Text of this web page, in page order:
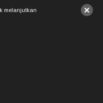
×
melanjutkan